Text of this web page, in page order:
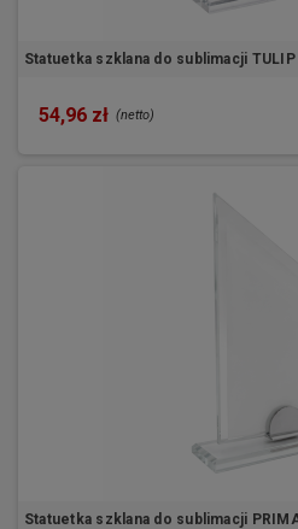
Statuetka szklana do sublimacji TULIP
54,96 zł (netto)
Statuetka szklana do sublimacji